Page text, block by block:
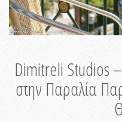
Dimitreli Studios
στην Παραλία